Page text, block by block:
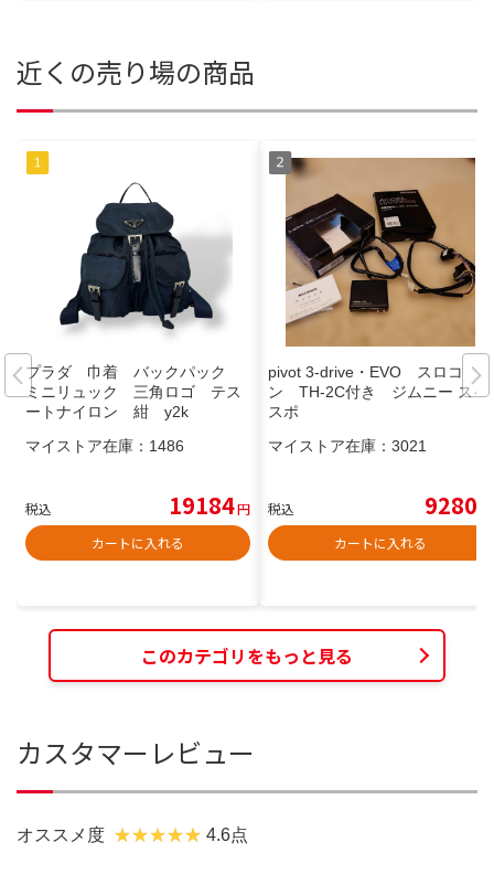
近くの売り場の商品
プラダ 巾着 バックパック
ミニリュック 三角ロゴ テス
ートナイロン 紺 y2k
マイストア在庫： 1486
税込 19184円
カートに入れる
pivot 3-drive・EVO スロコ
ン TH-2C付き ジムニー スイ
スポ
マイストア在庫： 3021
税込 9280
カートに入れる
このカテゴリをもっと見る
カスタマーレビュー
オススメ度 4.6点